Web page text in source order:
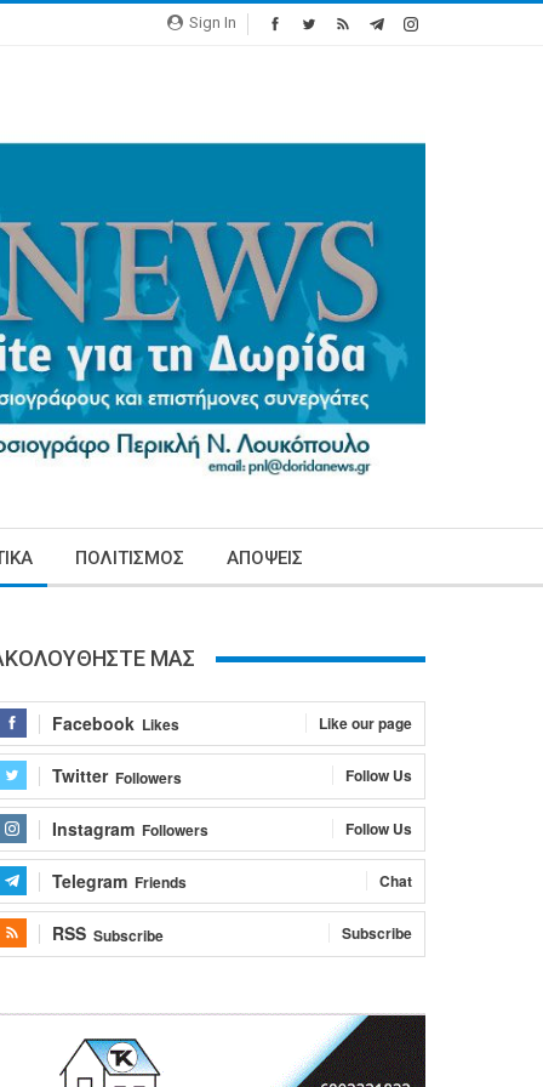
Sign In
ΠΟΛΙΤΙΣΜΟΣ ΑΠΟΨΕΙΣ
ΜΑΣ
Facebook Likes Like our page
Twitter Followers Follow Us
Instagram Followers Follow Us
Telegram Friends Chat
RSS Subscribe Subscribe